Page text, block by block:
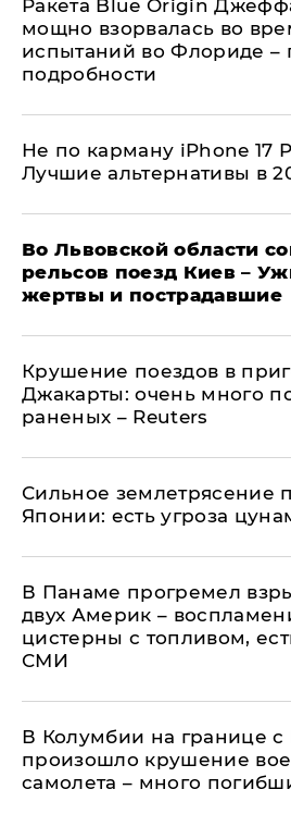
Ракета Blue Origin
мощно взорвалась во
испытаний во Флориде –
подробности
Не по карману iPhone 17
Лучшие альтернативы в
Во Львовской области
рельсов поезд Киев –
жертвы и пострадавшие
Крушение поездов в
Джакарты: очень много
раненых – Reuters
Сильное землетрясение
Японии: есть угроза
В Панаме прогремел
двух Америк –
цистерны с топливом,
СМИ
В Колумбии на границе с
произошло крушение
самолета – много